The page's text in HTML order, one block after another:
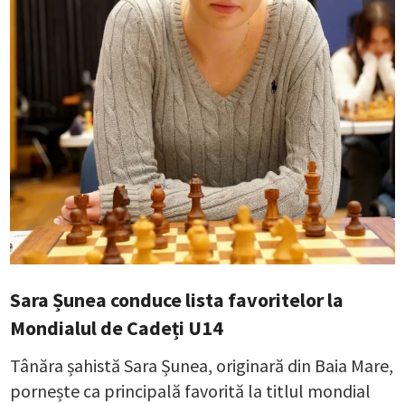
Sara Șunea conduce lista favoritelor la
Mondialul de Cadeți U14
Tânăra șahistă Sara Șunea, originară din Baia Mare,
pornește ca principală favorită la titlul mondial